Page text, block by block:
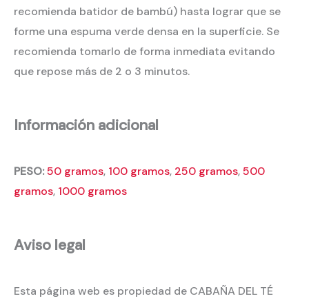
recomienda batidor de bambú) hasta lograr que se
forme una espuma verde densa en la superficie. Se
recomienda tomarlo de forma inmediata evitando
que repose más de 2 o 3 minutos.
Información adicional
PESO:50 gramos, 100 gramos, 250 gramos,500
gramos, 1000 gramos
Aviso legal
Esta página web es propiedad de CABAÑA DEL TÉ